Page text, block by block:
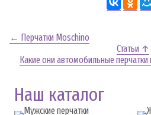
← Перчатки Moschino
Статьи ↑
Какие они автомобильные
Наш каталог